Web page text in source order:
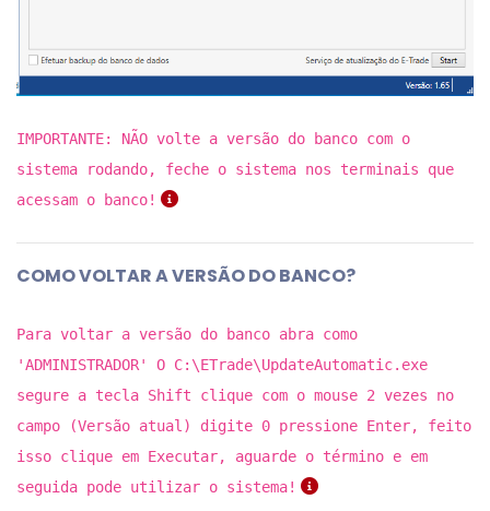
IMPORTANTE: NÃO volte a versão do banco com o
sistema rodando, feche o sistema nos terminais que
acessam o banco!
COMO VOLTAR A VERSÃO DO BANCO?
Para voltar a versão do banco abra como
'ADMINISTRADOR' O C:\ETrade\UpdateAutomatic.exe
segure a tecla Shift clique com o mouse 2 vezes no
campo (Versão atual) digite 0 pressione Enter, feito
isso clique em Executar, aguarde o término e em
seguida pode utilizar o sistema!